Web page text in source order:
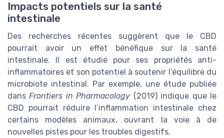
Impacts potentiels sur la santé
intestinale
Des recherches récentes suggèrent que le CBD
pourrait avoir un effet bénéfique sur la santé
intestinale. Il est étudié pour ses propriétés anti-
inflammatoires et son potentiel à soutenir l’équilibre du
microbiote intestinal. Par exemple, une étude publiée
dansFrontiers in Pharmacology (2019) indique que le
CBD pourrait réduire l’inflammation intestinale chez
certains modèles animaux, ouvrant la voie à de
nouvelles pistes pour les troubles digestifs.